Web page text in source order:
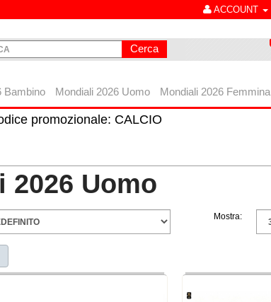
ACCOUNT
Cerca
Bambino Mondiali 2026 Uomo Mondiali 2026 Femmina
promozionale: CALCIO
2026 Uomo
Mostra: